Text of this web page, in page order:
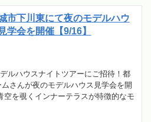
市下川東にて夜のモデルハウ
学会を開催【9/16】
ルハウスナイトツアーにご招待！都
さんが夜のモデルハウス見学会を開
空を覗くインナーテラスが特徴的なモ